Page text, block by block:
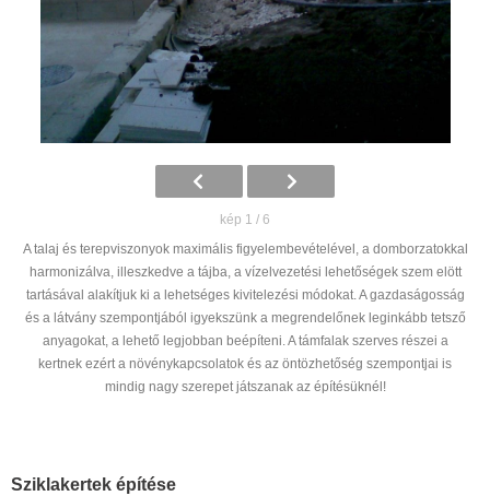
kép 1 / 6
A talaj és terepviszonyok maximális figyelembevételével, a domborzatokkal
harmonizálva, illeszkedve a tájba, a vízelvezetési lehetőségek szem elött
tartásával alakítjuk ki a lehetséges kivitelezési módokat. A gazdaságosság
és a látvány szempontjából igyekszünk a megrendelőnek leginkább tetsző
anyagokat, a lehető legjobban beépíteni. A támfalak szerves részei a
kertnek ezért a növénykapcsolatok és az öntözhetőség szempontjai is
mindig nagy szerepet játszanak az építésüknél!
Sziklakertek építése